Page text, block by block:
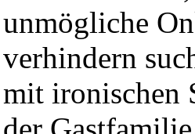
unmögliche
verhindern
mit ironischen